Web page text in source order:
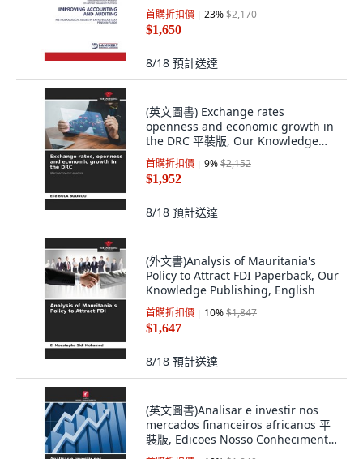
首購折扣價 23%$2,170
$1,650
8/18 預計送達
(英文圖書) Exchange rates
openness and economic growth in
the DRC 平裝版, Our Knowledge
Publishing, 英文
首購折扣價 9%$2,152
$1,952
8/18 預計送達
(外文書)Analysis of Mauritania's
Policy to Attract FDI Paperback, Our
Knowledge Publishing, English
首購折扣價 10%$1,847
$1,647
8/18 預計送達
(英文圖書)Analisar e investir nos
mercados financeiros africanos 平
裝版, Edicoes Nosso Conhecimento,
英文